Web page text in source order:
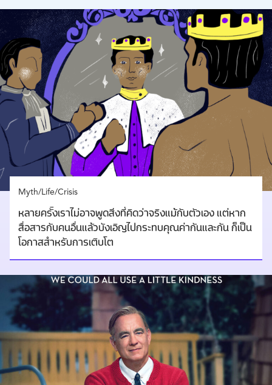
Myth/Life/Crisis
หลายครั้งเราไม่อาจพูดสิ่งที่คิดว่าจริงแม้กับตัวเอง แต่หาก
สื่อสารกับคนอื่นแล้วบังเอิญไปกระทบคุณค่ากันและกัน ก็เป็น
โอกาสสำหรับการเติบโต